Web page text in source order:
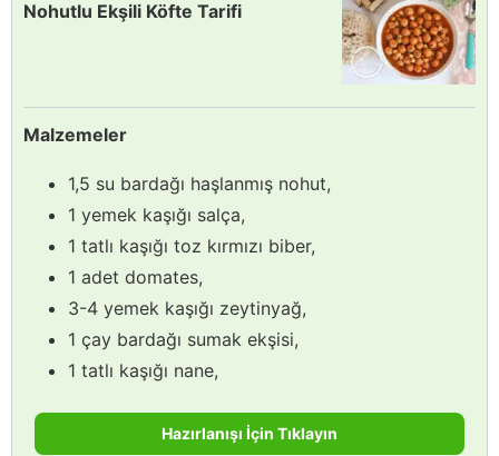
Nohutlu Ekşili Köfte Tarifi
Malzemeler
1,5 su bardağı haşlanmış nohut,
1 yemek kaşığı salça,
1 tatlı kaşığı toz kırmızı biber,
1 adet domates,
3-4 yemek kaşığı zeytinyağ,
1 çay bardağı sumak ekşisi,
1 tatlı kaşığı nane,
Hazırlanışı İçin Tıklayın